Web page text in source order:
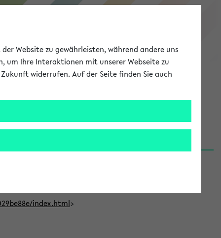
eKVV
Bielefeld (31.07.26)
index.html>
Website zu gewährleisten, während andere uns
um Ihre Interaktionen mit unserer Webseite zu
widerrufen. Auf der Seite finden Sie auch